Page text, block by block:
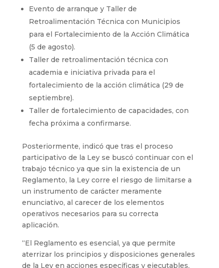
Evento de arranque y Taller de
Retroalimentación Técnica con Municipios
para el Fortalecimiento de la Acción Climática
(5 de agosto).
Taller de retroalimentación técnica con
academia e iniciativa privada para el
fortalecimiento de la acción climática (29 de
septiembre).
Taller de fortalecimiento de capacidades, con
fecha próxima a confirmarse.
Posteriormente, indicó que tras el proceso
participativo de la Ley se buscó continuar con el
trabajo técnico ya que sin la existencia de un
Reglamento, la Ley corre el riesgo de limitarse a
un instrumento de carácter meramente
enunciativo, al carecer de los elementos
operativos necesarios para su correcta
aplicación.
“El Reglamento es esencial, ya que permite
aterrizar los principios y disposiciones generales
de la Ley en acciones específicas y ejecutables,